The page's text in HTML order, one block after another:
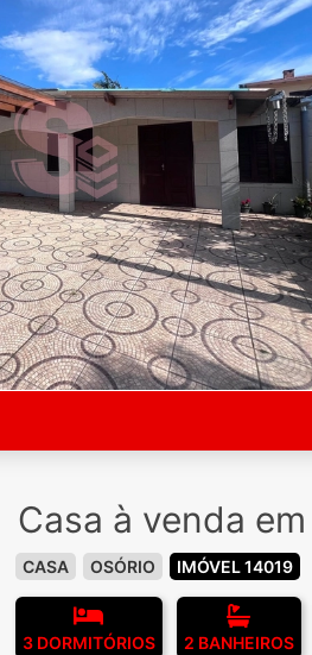
Casa à venda
CASA OSÓRIO IMÓVEL 14019
3 DORMITÓRIOS 2 BANHEIROS